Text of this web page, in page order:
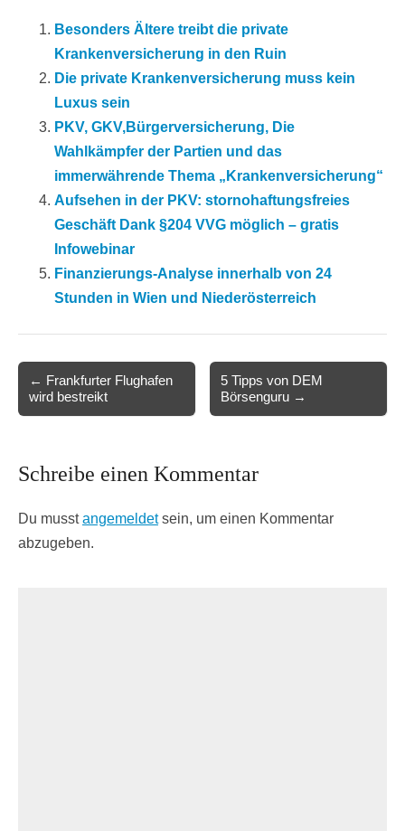
Besonders Ältere treibt die private
Krankenversicherung in den Ruin
Die private Krankenversicherung muss kein
Luxus sein
PKV, GKV,Bürgerversicherung, Die
Wahlkämpfer der Partien und das
immerwährende Thema „Krankenversicherung“
Aufsehen in der PKV: stornohaftungsfreies
Geschäft Dank §204 VVG möglich – gratis
Infowebinar
Finanzierungs-Analyse innerhalb von 24
Stunden in Wien und Niederösterreich
navigation
← Frankfurter Flughafen
wird bestreikt
5 Tipps von DEM
Börsenguru →
Schreibe einen Kommentar
Du musstangemeldetsein, um einen Kommentar
abzugeben.